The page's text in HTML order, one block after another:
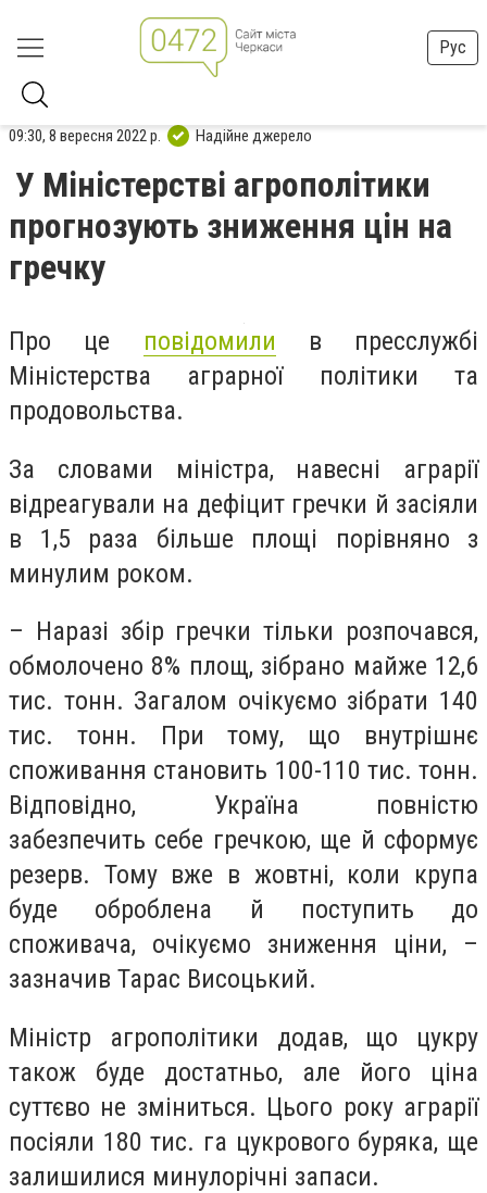
Рус
09:30, 8 вересня 2022 р. Надійне джерело
У Міністерстві агрополітики
прогнозують зниження цін на
гречку
Про це повідомили в пресслужбі
Міністерства аграрної політики та
продовольства.
За словами міністра, навесні аграрії
відреагували на дефіцит гречки й засіяли
в 1,5 раза більше площі порівняно з
минулим роком.
– Наразі збір гречки тільки розпочався,
обмолочено 8% площ, зібрано майже 12,6
тис. тонн. Загалом очікуємо зібрати 140
тис. тонн. При тому, що внутрішнє
споживання становить 100-110 тис. тонн.
Відповідно, Україна повністю
забезпечить себе гречкою, ще й сформує
резерв. Тому вже в жовтні, коли крупа
буде оброблена й поступить до
споживача, очікуємо зниження ціни, –
зазначив Тарас Висоцький.
Міністр агрополітики додав, що цукру
також буде достатньо, але його ціна
суттєво не зміниться. Цього року аграрії
посіяли 180 тис. га цукрового буряка, ще
залишилися минулорічні запаси.